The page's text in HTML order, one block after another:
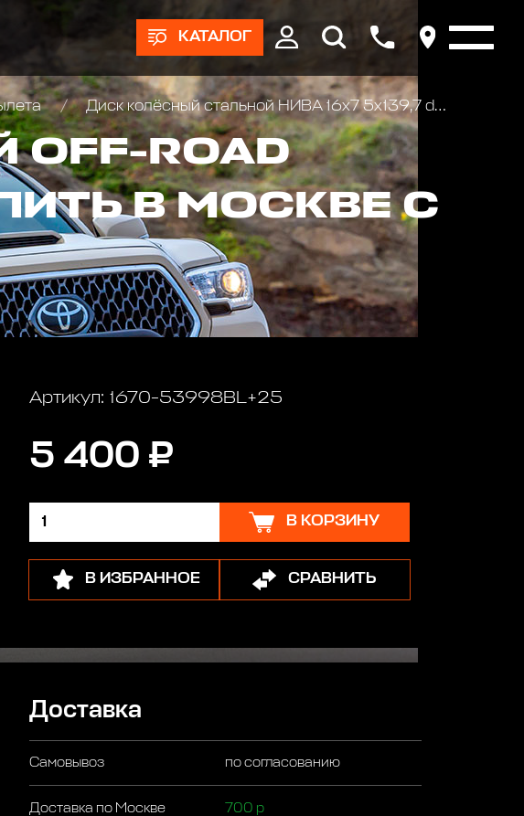
КАТАЛОГ
Диск колёсный стальной НИВА 16х7 5х139,7 d98 ET+25 черный
ROAD
В МОСКВЕ С
Артикул: 1670-53998BL+25
5 400 ₽
В КОРЗИНУ
В ИЗБРАННОЕ СРАВНИТЬ
Доставка
Самовывоз по согласованию
Доставка по Москве
700 р